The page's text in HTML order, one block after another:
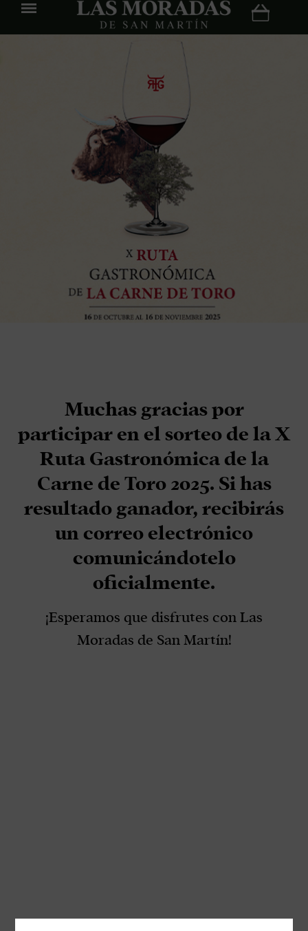
Muchas gracias por
participar en el sorteo de la X
Ruta Gastronómica de la
Carne de Toro 2025. Si has
resultado ganador, recibirás
un correo electrónico
comunicándotelo
oficialmente.
¡Esperamos que disfrutes con Las
Moradas de San Martín!